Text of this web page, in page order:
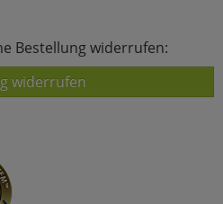
Bestellung widerrufen:
widerrufen